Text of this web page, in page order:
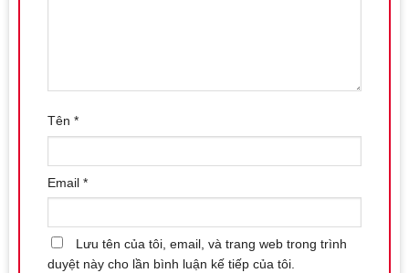
Tên *
Email *
Lưu tên của tôi, email, và trang web trong trình
duyệt này cho lần bình luận kế tiếp của tôi.